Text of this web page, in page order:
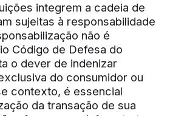
integrem a cadeia de
sujeitas à responsabilidade
não é
Código de Defesa do
o dever de indenizar
do consumidor ou
contexto, é essencial
da transação de sua